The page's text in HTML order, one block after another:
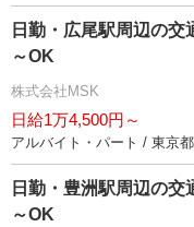
日勤・広尾駅周辺の交
～OK
株式会社MSK
日給1万4,500円～
アルバイト・パート / 東京都
日勤・豊洲駅周辺の交
～OK